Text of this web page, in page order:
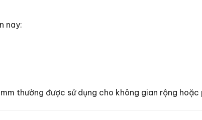
nay:
thường được sử dụng cho không gian rộng